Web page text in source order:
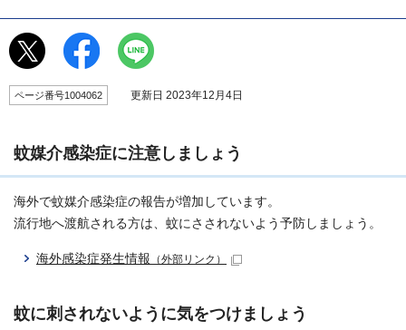
ページ番号1004062 更新日 2023年12月4日
蚊媒介感染症に注意しましょう
海外で蚊媒介感染症の報告が増加しています。
流行地へ渡航される方は、蚊にさされないよう予防しましょう。
海外感染症発生情報 （外部リンク）
蚊に刺されないように気をつけましょう